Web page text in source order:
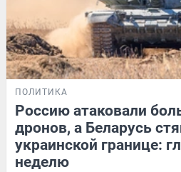
ПОЛИТИКА
Россию атаковали
дронов, а Беларусь
украинской границе:
неделю